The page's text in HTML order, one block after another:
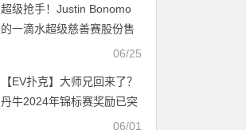
超级抢手！Justin Bonomo
的一滴水超级慈善赛股份售
06/25
【EV扑克】大师兄回来了？
丹牛2024年锦标赛奖励已突
破100W刀！连Phil Ivey都望
06/01